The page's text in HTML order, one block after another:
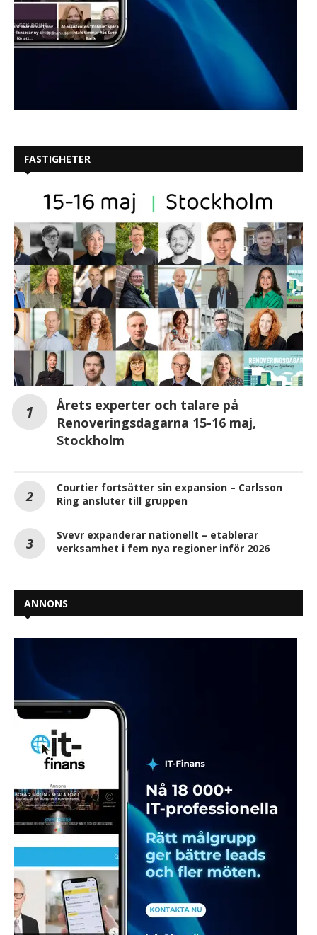
FASTIGHETER
Årets experter och talare på
Renoveringsdagarna 15-16 maj,
Stockholm
Courtier fortsätter sin expansion – Carlsson
Ring ansluter till gruppen
Svevr expanderar nationellt – etablerar
verksamhet i fem nya regioner inför 2026
ANNONS